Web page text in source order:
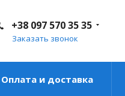
+38 097 570 35 35
Заказать звонок
Оплата и доставка